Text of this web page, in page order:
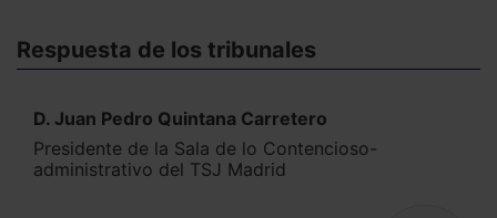
Respuesta de los tribunales
D. Juan Pedro Quintana Carretero
Presidente de la Sala de lo Contencioso-
administrativo del TSJ Madrid